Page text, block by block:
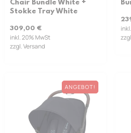
Chair Bundle White +
Stokke Tray White
309,00 €
inkl. 20% MwSt
zzgl. Versand
ANGEBOT!